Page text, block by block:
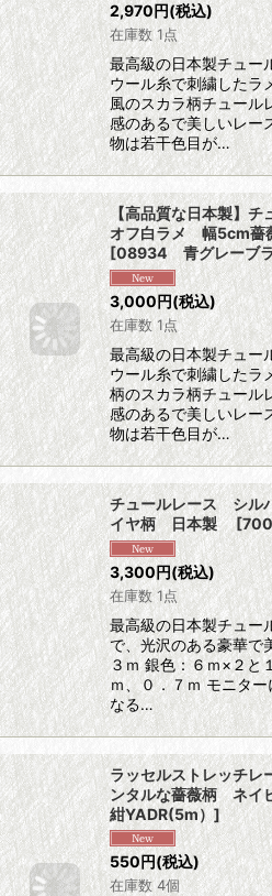
2,970円(税込)
在庫数 1点
最高級の日本製チュー
ウール糸で刺繍したラ
風のスカラ柄チュール
感のあるで美しいレー
物は若干色目が…
【高品質な日本製】
オフ白ラメ 幅5cm薔
[08934 青グレーブ
3,000円(税込)
在庫数 1点
最高級の日本製チュー
ウール糸で刺繍したラ
柄のスカラ柄チュール
感のあるで美しいレー
物は若干色目が…
チュールレース シ
イヤ柄 日本製[
3,300円(税込)
在庫数 1点
最高級の日本製チュー
で、光沢のある豪華で
３ｍ 銀色：６ｍ×２と
ｍ、０．７ｍ モニタ
なる…
ラッセルストレッチ
ンタルな薔薇柄 ネ
紺YADR(5m）]
550円(税込)
在庫数 4個